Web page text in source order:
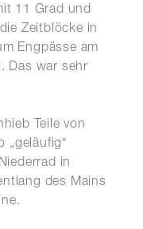
11 Grad und
Zeitblöcke in
Engpässe am
Das war sehr
Teile von
„geläufig“
in
des Mains